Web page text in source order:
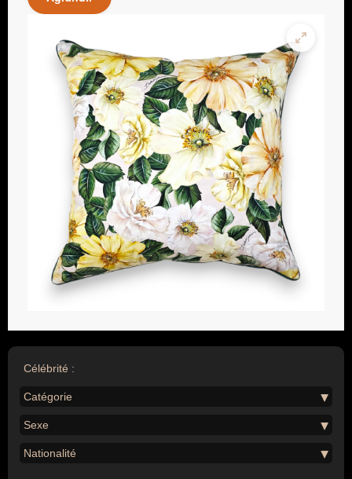
Célébrité :
Catégorie
Sexe
Nationalité